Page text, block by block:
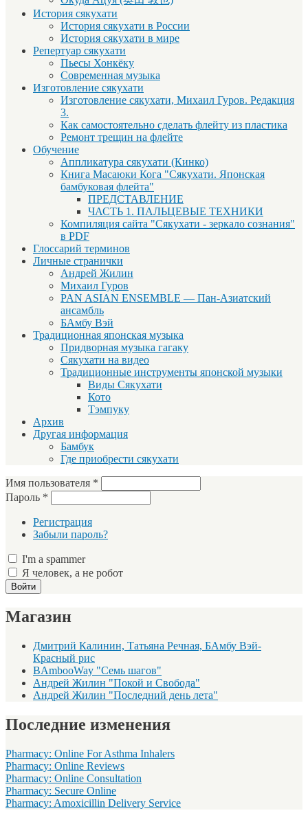
История сякухати
История сякухати в России
История сякухати в мире
Репертуар сякухати
Пьесы Хонкёку
Современная музыка
Изготовление сякухати
Изготовление сякухати, Михаил Гуров. Редакция
3.
Как самостоятельно сделать флейту из пластика
Ремонт трещин на флейте
Обучение
Аппликатура сякухати (Кинко)
Книга Масаюки Кога "Сякухати. Японская
бамбуковая флейта"
ПРЕДСТАВЛЕНИЕ
ЧАСТЬ 1. ПАЛЬЦЕВЫЕ ТЕХНИКИ
Компиляция сайта "Сякухати - зеркало сознания"
в PDF
Глоссарий терминов
Личные странички
Андрей Жилин
Михаил Гуров
PAN ASIAN ENSEMBLE — Пан-Азиатский
ансамбль
БАмбу Вэй
Традиционная японская музыка
Придворная музыка гагаку
Сякухати на видео
Традиционные инструменты японской музыки
Виды Сякухати
Кото
Тэмпуку
Архив
Другая информация
Бамбук
Где приобрести сякухати
Имя пользователя *
Пароль *
Регистрация
Забыли пароль?
I'm a spammer
Я человек, а не робот
Магазин
Дмитрий Калинин, Татьяна Речная, БАмбу Вэй-
Красный рис
BAmbooWay "Семь шагов"
Андрей Жилин "Покой и Свобода"
Андрей Жилин "Последний день лета"
Последние изменения
Pharmacy: Online For Asthma Inhalers
Pharmacy: Online Reviews
Pharmacy: Online Consultation
Pharmacy: Secure Online
Pharmacy: Amoxicillin Delivery Service